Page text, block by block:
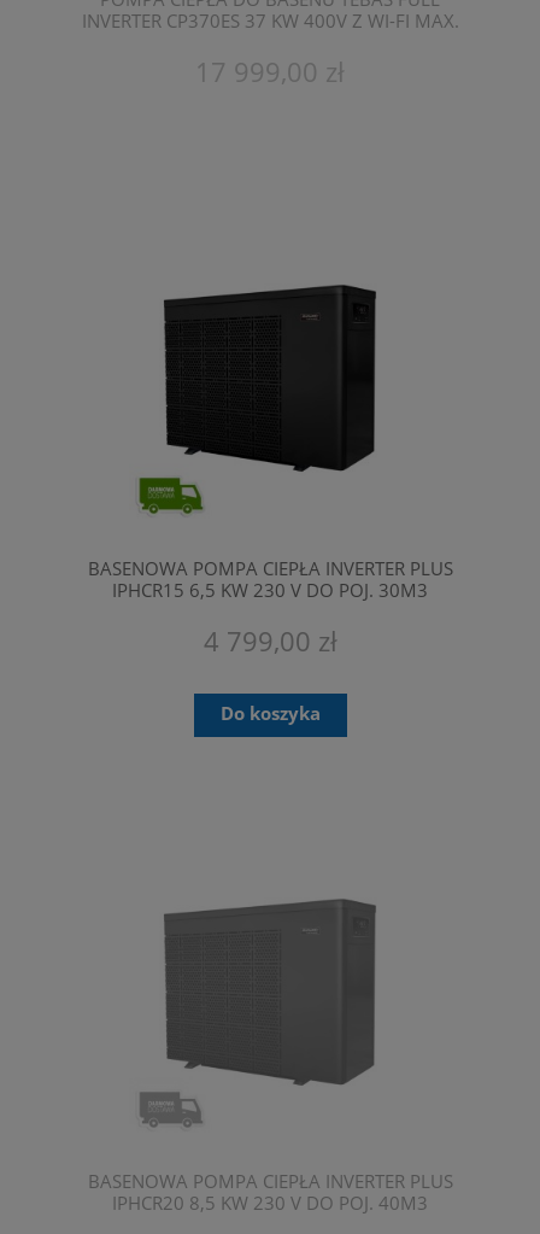
INVERTER CP370ES 37 KW 400V Z WI-FI MAX.
17 999,00 zł
BASENOWA POMPA CIEPŁA INVERTER PLUS
IPHCR15 6,5 KW 230 V DO POJ. 30M3
4 799,00 zł
Do koszyka
BASENOWA POMPA CIEPŁA INVERTER PLUS
IPHCR20 8,5 KW 230 V DO POJ. 40M3